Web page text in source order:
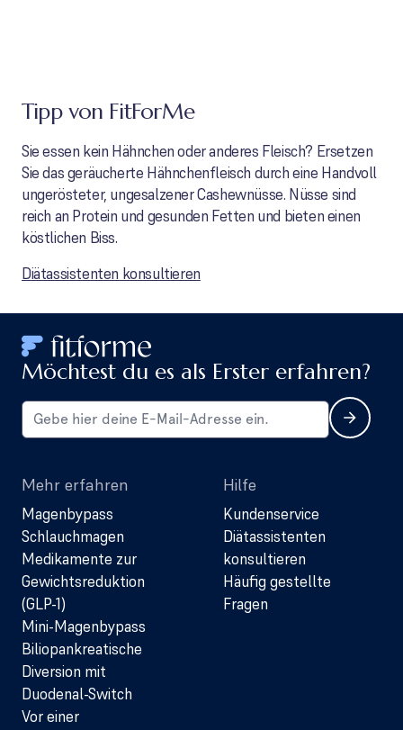
Tipp von FitForMe
Sie essen kein Hähnchen oder anderes Fleisch? Ersetzen
Sie das geräucherte Hähnchenfleisch durch eine Handvoll
ungerösteter, ungesalzener Cashewnüsse. Nüsse sind
reich an Protein und gesunden Fetten und bieten einen
köstlichen Biss.
Diätassistenten konsultieren
Möchtest du es als Erster erfahren?
Mehr erfahren
Magenbypass
Schlauchmagen
Medikamente zur
Gewichtsreduktion
(GLP-1)
Mini-Magenbypass
Biliopankreatische
Diversion mit
Duodenal-Switch
Vor einer
Hilfe
Kundenservice
Diätassistenten
konsultieren
Häufig gestellte
Fragen